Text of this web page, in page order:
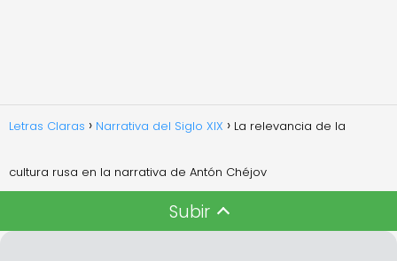
Letras Claras Narrativa del Siglo XIX La relevancia de la
cultura rusa en la narrativa de Antón Chéjov
Subir